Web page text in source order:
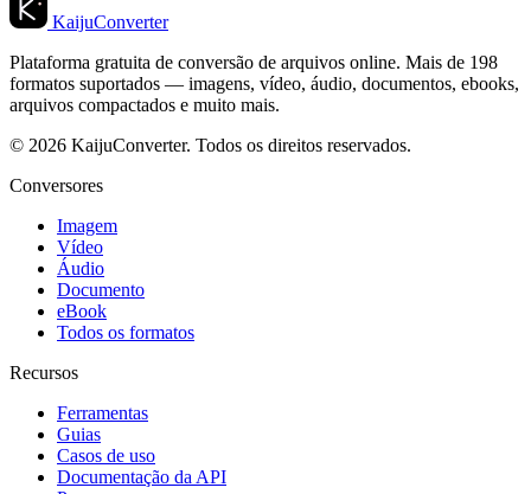
KaijuConverter
Plataforma gratuita de conversão de arquivos online. Mais de 198
formatos suportados — imagens, vídeo, áudio, documentos, ebooks,
arquivos compactados e muito mais.
© 2026 KaijuConverter. Todos os direitos reservados.
Conversores
Imagem
Vídeo
Áudio
Documento
eBook
Todos os formatos
Recursos
Ferramentas
Guias
Casos de uso
Documentação da API